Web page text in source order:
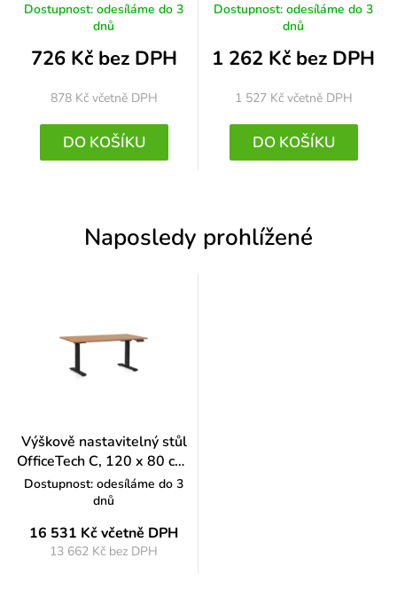
Dostupnost: odesíláme do 3
dnů
726 Kč bez DPH
878 Kč včetně DPH
DO KOŠÍKU
Dostupnost: odesíláme do 3
dnů
1 262 Kč bez DPH
1 527 Kč včetně DPH
DO KOŠÍKU
Naposledy prohlížené
Výškově nastavitelný stůl
OfficeTech C, 120 x 80 cm,
černá podnož, buk
Dostupnost: odesíláme do 3
dnů
16 531 Kčvčetně DPH
13 662 Kč bez DPH